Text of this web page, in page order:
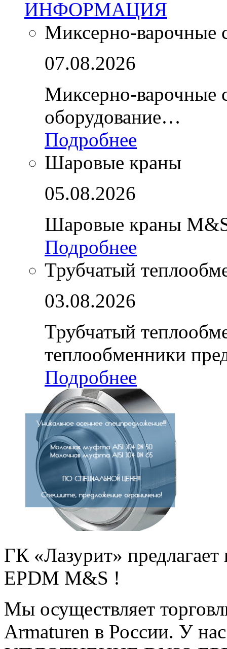
ИНФОРМАЦИЯ
Миксерно-варочные
07.08.2026
Миксерно-варочные
оборудование…
Подробнее
Шаровые краны
05.08.2026
Шаровые краны
Подробнее
Трубчатый
03.08.2026
Трубчатый
теплообменники
Подробнее
ГК «Лазурит»
EPDM M&S !
Мы осуществляет
Armaturen в России. У